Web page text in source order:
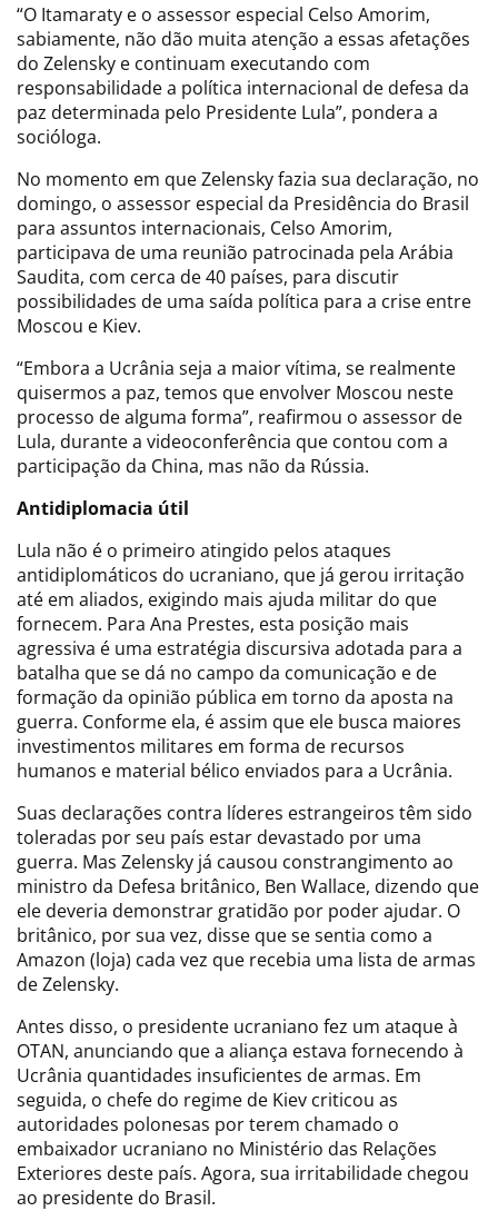
“O Itamaraty e o assessor especial Celso Amorim,
sabiamente, não dão muita atenção a essas afetações
do Zelensky e continuam executando com
responsabilidade a política internacional de defesa da
paz determinada pelo Presidente Lula”, pondera a
socióloga.
No momento em que Zelensky fazia sua declaração, no
domingo, o assessor especial da Presidência do Brasil
para assuntos internacionais, Celso Amorim,
participava de uma reunião patrocinada pela Arábia
Saudita, com cerca de 40 países, para discutir
possibilidades de uma saída política para a crise entre
Moscou e Kiev.
“Embora a Ucrânia seja a maior vítima, se realmente
quisermos a paz, temos que envolver Moscou neste
processo de alguma forma”, reafirmou o assessor de
Lula, durante a videoconferência que contou com a
participação da China, mas não da Rússia.
Antidiplomacia útil
Lula não é o primeiro atingido pelos ataques
antidiplomáticos do ucraniano, que já gerou irritação
até em aliados, exigindo mais ajuda militar do que
fornecem. Para Ana Prestes, esta posição mais
agressiva é uma estratégia discursiva adotada para a
batalha que se dá no campo da comunicação e de
formação da opinião pública em torno da aposta na
guerra. Conforme ela, é assim que ele busca maiores
investimentos militares em forma de recursos
humanos e material bélico enviados para a Ucrânia.
Suas declarações contra líderes estrangeiros têm sido
toleradas por seu país estar devastado por uma
guerra. Mas Zelensky já causou constrangimento ao
ministro da Defesa britânico, Ben Wallace, dizendo que
ele deveria demonstrar gratidão por poder ajudar. O
britânico, por sua vez, disse que se sentia como a
Amazon (loja) cada vez que recebia uma lista de armas
de Zelensky.
Antes disso, o presidente ucraniano fez um ataque à
OTAN, anunciando que a aliança estava fornecendo à
Ucrânia quantidades insuficientes de armas. Em
seguida, o chefe do regime de Kiev criticou as
autoridades polonesas por terem chamado o
embaixador ucraniano no Ministério das Relações
Exteriores deste país. Agora, sua irritabilidade chegou
ao presidente do Brasil.